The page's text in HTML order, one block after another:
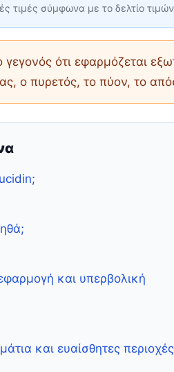
τιμές σύμφωνα με το δελτίο
γεγονός ότι εφαρμόζεται
ο πυρετός, το πύον, το
και υπερβολική
και ευαίσθητες περιοχές